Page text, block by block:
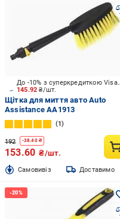
145.92₴/шт.
До -10% з суперкредиткою Visa Вигода
Щітка для миття авто Auto
Assistance AA1913
1
192 -38.40₴
153.60 ₴/шт.
Cамовивіз Доставимо